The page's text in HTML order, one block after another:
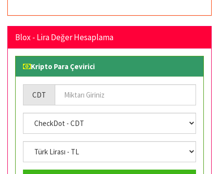
Blox - Lira Değer Hesaplama
Kripto Para Çevirici
CDT